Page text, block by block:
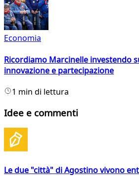
Economia
Ricordiamo Marcinelle investendo
innovazione e partecipazione
1 min di lettura
Idee e commenti
Le due "città" di Agostino vivono